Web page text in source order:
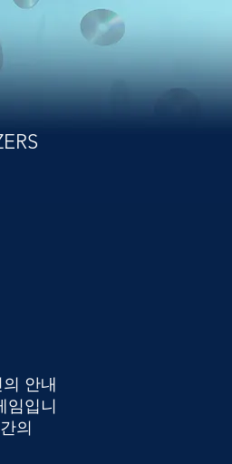
안내
임입니
의